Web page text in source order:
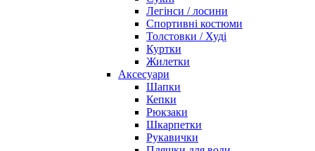
Легінси / лосини
Спортивні костюми
Толстовки / Худі
Куртки
Жилетки
Аксесуари
Шапки
Кепки
Рюкзаки
Шкарпетки
Рукавички